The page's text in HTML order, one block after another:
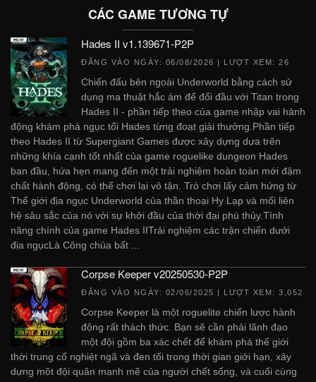
CÁC GAME TƯƠNG TỰ
Hades II v1.139671-P2P
ĐĂNG VÀO NGÀY: 06/08/2026 | LƯỢT XEM: 26
Chiến đấu bên ngoài Underworld bằng cách sử
dụng ma thuật hắc ám để đối đầu với Titan trong
Hades II - phần tiếp theo của game nhập vai hành
động khám phá ngục tối Hades từng đoạt giải thưởng.Phần tiếp
theo Hades II từ Supergiant Games được xây dựng dựa trên
những khía cạnh tốt nhất của game roguelike dungeon Hades
ban đầu, hứa hẹn mang đến một trải nghiệm hoàn toàn mới đậm
chất hành động, có thể chơi lại vô tận. Trò chơi lấy cảm hứng từ
Thế giới địa ngục Underworld của thần thoại Hy Lạp và mối liên
hệ sâu sắc của nó với sự khởi đầu của thời đại phù thủy.Tính
năng chính của game Hades IITrải nghiệm các trận chiến dưới
địa ngụcLà Công chúa bất ...
Corpse Keeper v20250530-P2P
ĐĂNG VÀO NGÀY: 02/06/2025 | LƯỢT XEM: 3,052
Corpse Keeper là một roguelite chiến lược hành
động rất thách thức. Bạn sẽ cần phải lãnh đạo
một đội gồm ba xác chết để khám phá thế giới
thời trung cổ nghiệt ngã và đen tối trong thời gian giới hạn, xây
dựng một đội quân mạnh mẽ của người chết sống, và cuối cùng